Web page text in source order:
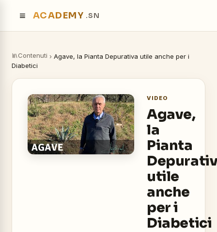
≡ ACADEMY .SN
Contenuti › Agave, la Pianta Depurativa utile anche per i
Diabetici
VIDEO
Agave,
la
Pianta
utile
anche
per i
Diabetici